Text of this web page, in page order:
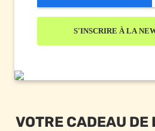
VOTRE CADEAU DE